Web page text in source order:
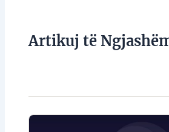
Artikuj të